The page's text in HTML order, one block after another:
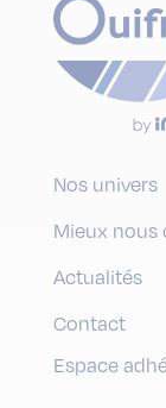
Nos univers
Mieux
Actualités
Contact
Espace